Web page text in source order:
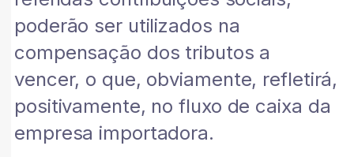
poderão ser utilizados na
compensação dos tributos a
vencer, o que, obviamente, refletirá,
positivamente, no fluxo de caixa da
empresa importadora.